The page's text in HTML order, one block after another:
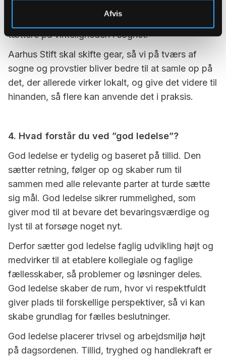
Afvis
erfaringer, få kvalificeret hjælp og modtage støtte
tættere på virkeligheden i sognet.
Aarhus Stift skal skifte gear, så vi på tværs af
sogne og provstier bliver bedre til at samle op på
det, der allerede virker lokalt, og give det videre til
hinanden, så flere kan anvende det i praksis.
4. Hvad forstår du ved ”god ledelse”?
God ledelse er tydelig og baseret på tillid. Den
sætter retning, følger op og skaber rum til
sammen med alle relevante parter at turde sætte
sig mål. God ledelse sikrer rummelighed, som
giver mod til at bevare det bevaringsværdige og
lyst til at forsøge noget nyt.
Derfor sætter god ledelse faglig udvikling højt og
medvirker til at etablere kollegiale og faglige
fællesskaber, så problemer og løsninger deles.
God ledelse skaber de rum, hvor vi respektfuldt
giver plads til forskellige perspektiver, så vi kan
skabe grundlag for fælles beslutninger.
God ledelse placerer trivsel og arbejdsmiljø højt
på dagsordenen. Tillid, tryghed og handlekraft er